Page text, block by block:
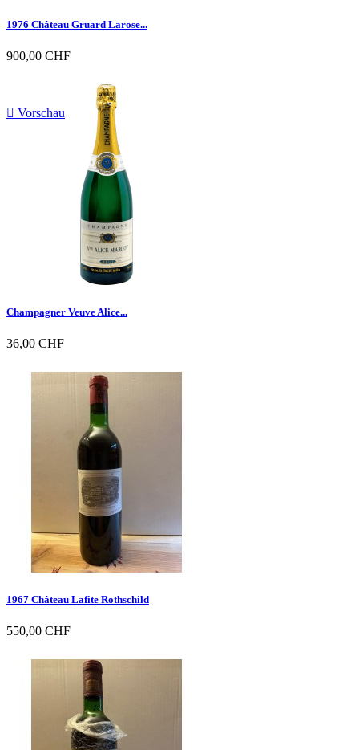
1976 Château Gruard Larose...
900,00 CHF
 Vorschau
Champagner Veuve Alice...
36,00 CHF
1967 Château Lafite Rothschild
550,00 CHF